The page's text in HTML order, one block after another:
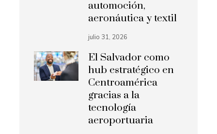
automoción,
aeronáutica y textil
julio 31, 2026
El Salvador como
hub estratégico en
Centroamérica
gracias a la
tecnología
aeroportuaria